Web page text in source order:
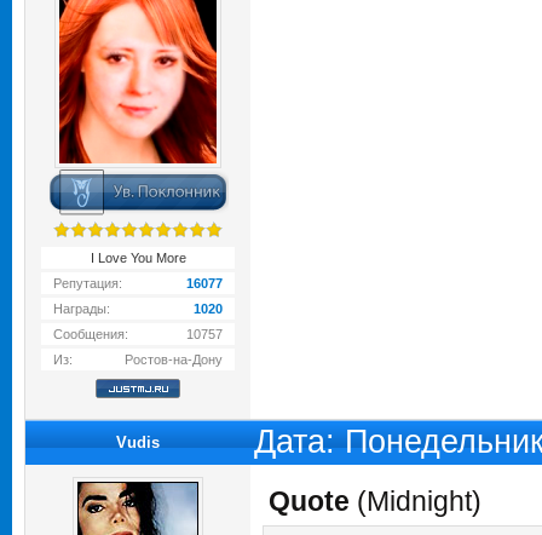
I Love You More
Репутация:
16077
Награды:
1020
Сообщения:
10757
Из:
Ростов-на-Дону
Vudis Дата:
Quote (Midnight)